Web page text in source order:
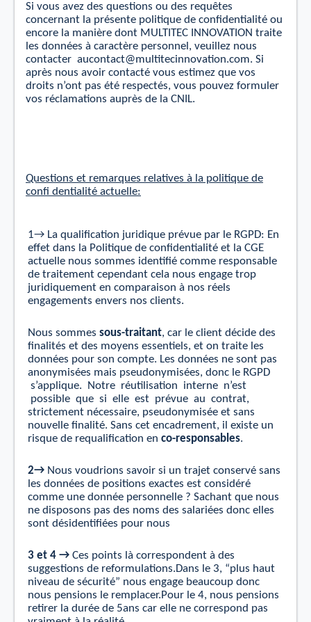
Si vous avez des questions ou des requêtes
concernant la présente politique de conﬁdentialité ou
encore la manière dont MULTITEC INNOVATION traite
les données à caractère personnel, veuillez nous
contacter aucontact@multitecinnovation.com. Si
après nous avoir contacté vous estimez que vos
droits n’ont pas été respectés, vous pouvez formuler
vos réclamations auprès de la CNIL.
Questions et remarques relatives à la politique de
confi dentialité actuelle:
1→ La qualification juridique prévue par le RGPD: En
effet dans la Politique de confidentialité etla CGE
actuelle nous sommes identifié comme responsable
de traitement cependant cela nous engage trop
juridiquement en comparaison à nos réels
engagements envers nos clients.
Nous sommes sous-traitant, car le client décide des
ﬁnalités etdes moyens essentiels, et on traite les
données pour son compte. Les données ne sont pas
anonymisées mais pseudonymisées, donc le RGPD
s’applique. Notre réutilisation interne n’est
possible que si elle est prévue au contrat,
strictement nécessaire, pseudonymisée et sans
nouvelle ﬁnalité. Sans cetencadrement, il existe un
risque de requaliﬁcation en co-responsables.
2→ Nous voudrions savoir si un trajet conservé sans
les données de positions exactes est considéré
comme une donnée personnelle ? Sachant que nous
ne disposons pas des noms des salariées donc elles
sont désidentiﬁées pour nous
3 et 4 → Ces points là correspondent à des
suggestions de reformulations.Dans le 3, “plus haut
niveau de sécurité” nous engage beaucoup donc
nous pensions le remplacer.Pour le 4, nous pensions
retirer la durée de 5ans car elle ne correspond pas